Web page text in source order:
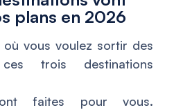
plans en 2026
où vous voulez sortir des
trois destinations
faites pour vous.